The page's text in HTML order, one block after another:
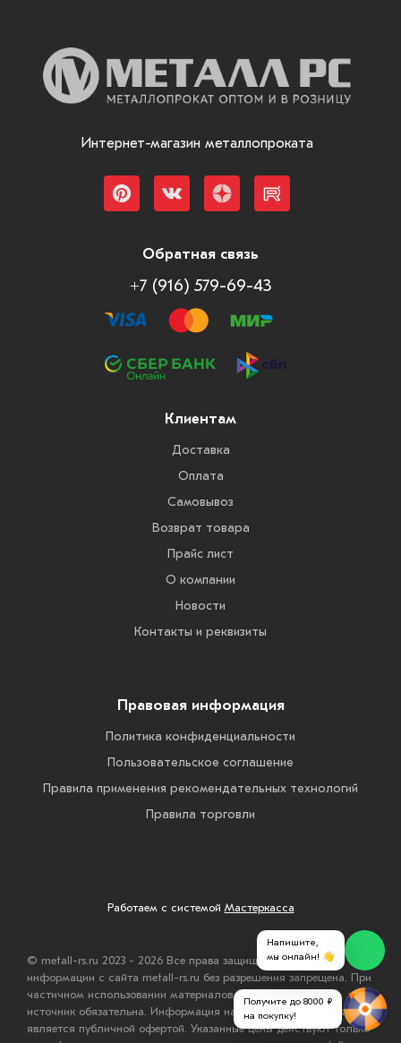
Интернет-магазин металлопроката
Обратная связь
+7 (916) 579-69-43
Клиентам
Доставка
Оплата
Самовывоз
Возврат товара
Прайс лист
О компании
Новости
Контакты и реквизиты
Правовая информация
Политика конфиденциальности
Пользовательское соглашение
Правила применения рекомендательных технологий
Правила торговли
Работаем с системой Мастеркасса
© metall-rs.ru 2023 - 2026 Все права защищены Публикация
информации с сайта metall-rs.ru без разрешения запрещена. При
частичном использовании материалов с сайта ссылка на
источник обязательна. Информация на сайте www.metall-rs.ru не
является публичной офертой. Указанные цены действуют только
Напишите,
мы онлайн! 👋
Получите до 8000 ₽
на покупку!